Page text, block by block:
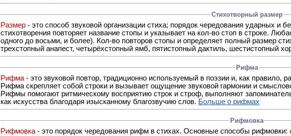
Стихотворный размер
Размер - это способ звуковой организации стиха; порядок чередования ударных и
стихотворения повторяет название стопы и указывает на кол-во стоп в строке.
одного до восьми, и более). Кол-во повторов стопы и определяет полный размер
трехстопный анапест, четырёхстопный ямб, пятистопный дактиль, шестистопный
Рифма
Рифма
- это звуковой повтор, традиционно используемый в поэзии и,
Рифма скрепляет собой строки и вызывает ощущение звуковой гармонии и
Рифмы помогают ритмическому восприятию строк и строф, выполняют
как искусства благодаря изысканному благозвучию слов. Больше о рифмах
Рифмовка
Рифмовка - это порядок чередования рифм в стихах. Основные способы рифмовки: